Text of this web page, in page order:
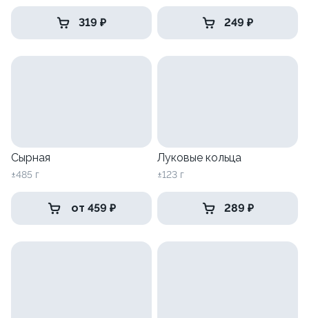
319 ₽ 249 ₽
Сырная
±485 г
от 459 ₽
Луковые кольца
±123 г
289 ₽